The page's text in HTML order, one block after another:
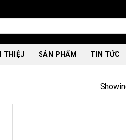
THIỆU SẢN PHẨM TIN TỨC